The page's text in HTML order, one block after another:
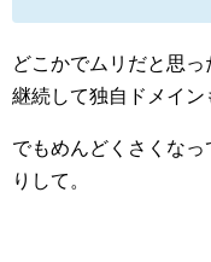
どこかでムリだと思
継続して独自ドメイン
でもめんどくさくな
りして。